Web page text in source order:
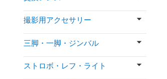
撮影用アクセサリー
三脚・一脚・ジンバル
ストロボ・レフ・ライト